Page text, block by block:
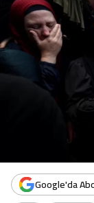
Google'da